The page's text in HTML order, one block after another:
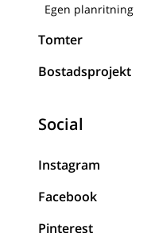
Egen planritning
Tomter
Bostadsprojekt
Social
Instagram
Facebook
Pinterest